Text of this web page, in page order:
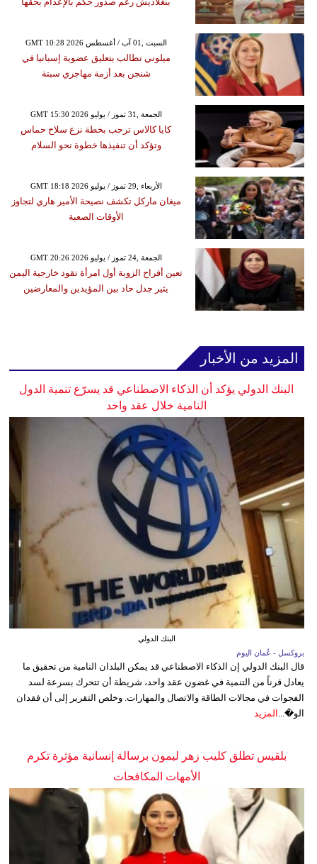
GMT 10:28 2026 السبت ,01 آب / أغسطس
ميلوني تطالب بتعليق عضوية إسبانيا في
شنجن بعد أزمة مهاجري سبتة
GMT 15:30 2026 الجمعة ,31 تموز / يوليو
كايا كالاس ترحب بخطة نزع سلاح حماس
وتؤكد أن تنفيذها خطوة نحو السلام
GMT 18:18 2026 الأربعاء ,29 تموز / يوليو
ميغان ماركل تكشف نصيحة الأمير هاري لتجاوز
الأوقات الصعبة
GMT 20:26 2026 الجمعة ,24 تموز / يوليو
تعين أفراح الزوبة أول امرأة تقود خارجية اليمن
يثير جدل حاد بين المؤيدين والمعارضين
المزيد من الأخبار
البنك الدولي يؤكد أن الذكاء الاصطناعي قد يسرّع تنمية الدول
النامية خلال عقد واحد
البنك الدولي
بروكسل - عُمان اليوم
قال البنك الدولي إن الذكاء الاصطناعي قد يمكن البلدان النامية من تحقيق ما
يعادل قرناً من التنمية في غضون عقد واحد، شريطة أن تتحرك بسرعة لسد
الفجوات في مجالات الطاقة والاتصال والمهارات. وخلص التقرير إلى أن فقدان
الو�... المزيد
بلقيس تطلق كليب زهر ليمون برسالة إنسانية مؤثرة تكرم
الأمهات المكافحات